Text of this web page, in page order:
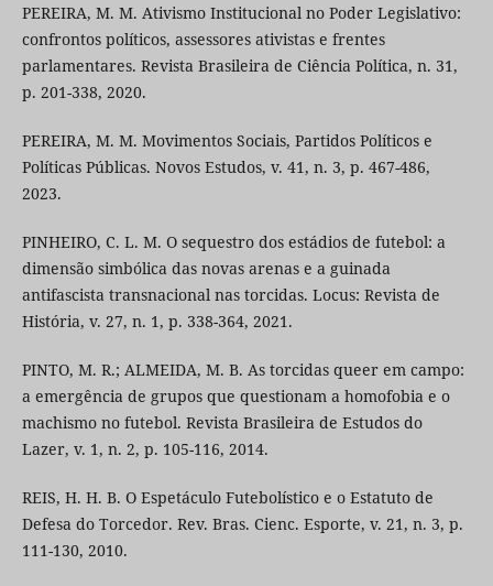
PEREIRA, M. M. Ativismo Institucional no Poder Legislativo:
confrontos políticos, assessores ativistas e frentes
parlamentares. Revista Brasileira de Ciência Política, n. 31,
p. 201-338, 2020.
PEREIRA, M. M. Movimentos Sociais, Partidos Políticos e
Políticas Públicas. Novos Estudos, v. 41, n. 3, p. 467-486,
2023.
PINHEIRO, C. L. M. O sequestro dos estádios de futebol: a
dimensão simbólica das novas arenas e a guinada
antifascista transnacional nas torcidas. Locus: Revista de
História, v. 27, n. 1, p. 338-364, 2021.
PINTO, M. R.; ALMEIDA, M. B. As torcidas queer em campo:
a emergência de grupos que questionam a homofobia e o
machismo no futebol. Revista Brasileira de Estudos do
Lazer, v. 1, n. 2, p. 105-116, 2014.
REIS, H. H. B. O Espetáculo Futebolístico e o Estatuto de
Defesa do Torcedor. Rev. Bras. Cienc. Esporte, v. 21, n. 3, p.
111-130, 2010.